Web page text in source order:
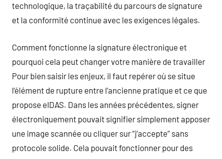
technologique, la traçabilité du parcours de signature
et la conformité continue avec les exigences légales.
Comment fonctionne la signature électronique et
pourquoi cela peut changer votre manière de travailler
Pour bien saisir les enjeux, il faut repérer où se situe
l’élément de rupture entre l’ancienne pratique et ce que
propose eIDAS. Dans les années précédentes, signer
électroniquement pouvait signifier simplement apposer
une image scannée ou cliquer sur “j’accepte” sans
protocole solide. Cela pouvait fonctionner pour des